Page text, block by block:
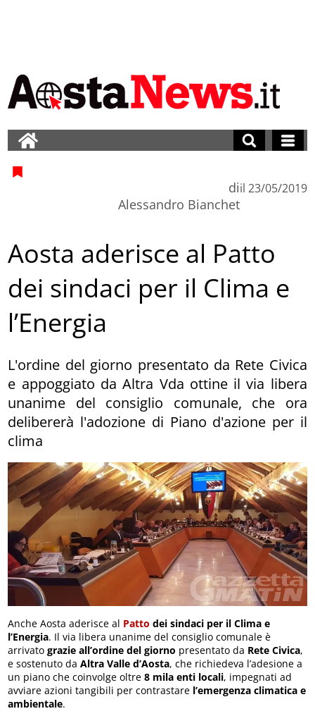
di
Alessandro Bianchet
il 23/05/2019
Aosta aderisce al Patto
dei sindaci per il Clima e
l’Energia
L'ordine del giorno presentato da Rete Civica
e appoggiato da Altra Vda ottine il via libera
unanime del consiglio comunale, che ora
delibererà l'adozione di Piano d'azione per il
clima
Anche Aosta aderisce al Patto dei sindaci per il Clima e
l’Energia. Il via libera unanime del consiglio comunale è
arrivatograzie all’ordine del giorno presentato da Rete Civica,
e sostenuto daAltra Valle d’Aosta, che richiedeva l’adesione a
un piano che coinvolge oltre8 mila enti locali, impegnati ad
avviare azioni tangibili per contrastare l’emergenza climatica e
ambientale.